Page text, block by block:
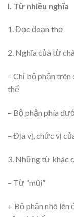
I. Từ nhiều nghĩa
1. Đọc đoạn thơ
2. Nghĩa của từ
– Chỉ bộ phận
thể
– Bộ phận phía
– Địa vị, chức vị
3. Những từ khác
– Từ “mũi”
+ Bộ phận nhô